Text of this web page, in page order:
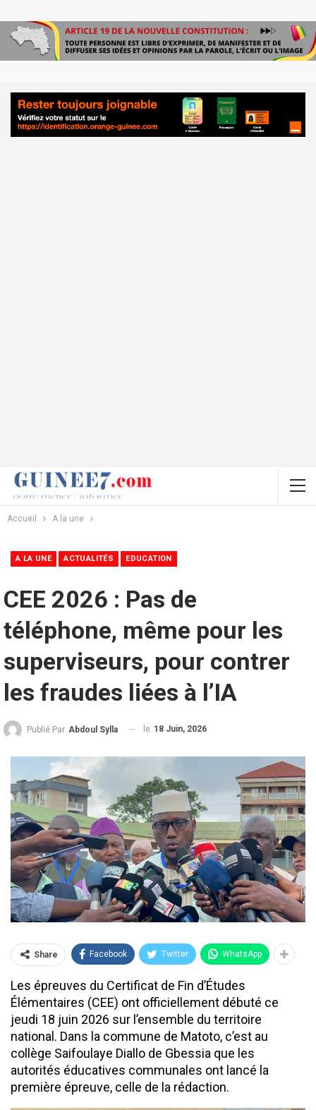
Accueil A la une
A LA UNE ACTUALITÉS EDUCATION
CEE 2026 : Pas de
téléphone, même pour les
superviseurs, pour contrer
les fraudes liées à l’IA
Publié Par Abdoul Sylla le 18 Juin, 2026
Share Facebook Twitter WhatsApp
Les épreuves du Certificat de Fin d’Études
Élémentaires (CEE) ont officiellement débuté ce
jeudi 18 juin 2026 sur l’ensemble du territoire
national. Dans la commune de Matoto, c’est au
collège Saifoulaye Diallo de Gbessia que les
autorités éducatives communales ont lancé la
première épreuve, celle de la rédaction.